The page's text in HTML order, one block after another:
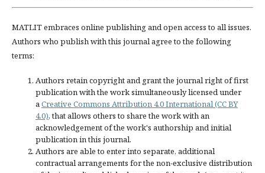
MATLIT embraces online publishing and open access to all issues.
Authors who publish with this journal agree to the following
terms:
Authors retain copyright and grant the journal right of first
publication with the work simultaneously licensed under
aCreative Commons Attribution 4.0 International (CC BY
4.0), that allows others to share the work with an
acknowledgement of the work's authorship and initial
publication in this journal.
Authors are able to enter into separate, additional
contractual arrangements for the non-exclusive distribution